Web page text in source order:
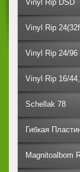
Vinyl Rip DSD
Vinyl Rip
Vinyl Rip 24/96
Vinyl Rip 16/
Schellak 78
Гибкая
Magnitoalbom